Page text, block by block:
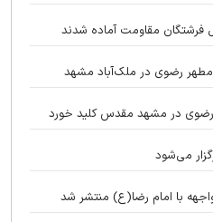
مطهر رضوی در ملک‌آباد مشهد
در مشهد مقدس کلید خورد
می‌شود
با امام رضا(ع) منتشر شد